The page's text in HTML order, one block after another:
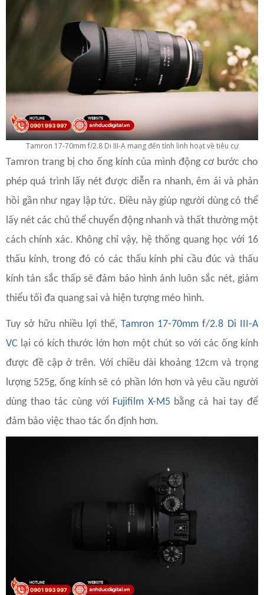
Tamron 17-70mm f/2.8 Di III-A mang đến tính linh hoạt về tiêu cự
Tamron trang bị cho ống kính của mình động cơ bước cho
phép quá trình lấy nét được diễn ra nhanh, êm ái và phản
hồi gần như ngay lập tức. Điều này giúp người dùng có thể
lấy nét các chủ thể chuyển động nhanh và thất thường một
cách chính xác. Không chỉ vậy, hệ thống quang học với 16
thấu kính, trong đó có các thấu kính phi cầu đúc và thấu
kính tán sắc thấp sẽ đảm bảo hình ảnh luôn sắc nét, giảm
thiểu tối đa quang sai và hiện tượng méo hình.
Tuy sở hữu nhiều lợi thế, Tamron 17-70mm f/2.8 Di III-A
VC lại có kích thước lớn hơn một chút so với các ống kính
được đề cập ở trên. Với chiều dài khoảng 12cm và trọng
lượng 525g, ống kính sẽ có phần lớn hơn và yêu cầu người
dùng thao tác cùng với Fujifilm X-M5 bằng cả hai tay để
đảm bảo việc thao tác ổn định hơn.